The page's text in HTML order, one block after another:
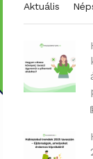
Aktuális